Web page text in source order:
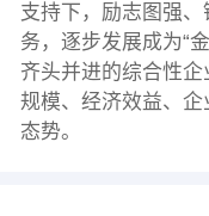
支持下，励志图强
务，逐步发展成为“
齐头并进的综合性
规模、经济效益、
态势。